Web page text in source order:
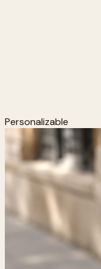
Personalizable